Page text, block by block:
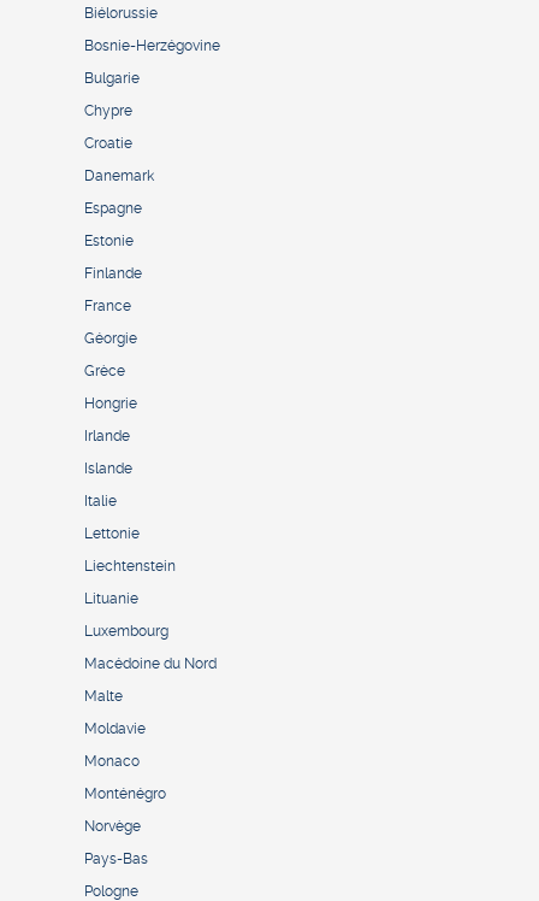
Biélorussie
Bosnie-Herzégovine
Bulgarie
Chypre
Croatie
Danemark
Espagne
Estonie
Finlande
France
Géorgie
Grèce
Hongrie
Irlande
Islande
Italie
Lettonie
Liechtenstein
Lituanie
Luxembourg
Macédoine du Nord
Malte
Moldavie
Monaco
Monténégro
Norvège
Pays-Bas
Pologne